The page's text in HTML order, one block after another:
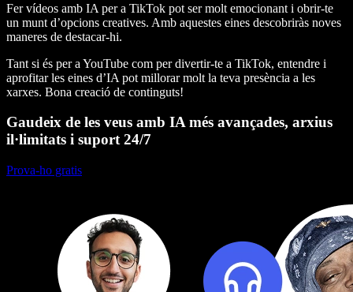
Fer vídeos amb IA per a TikTok pot ser molt emocionant i obrir-te
un munt d’opcions creatives. Amb aquestes eines descobriràs noves
maneres de destacar-hi.
Tant si és per a YouTube com per divertir-te a TikTok, entendre i
aprofitar les eines d’IA pot millorar molt la teva presència a les
xarxes. Bona creació de continguts!
Gaudeix de les veus amb IA més avançades, arxius
il·limitats i suport 24/7
Prova-ho gratis